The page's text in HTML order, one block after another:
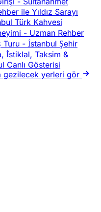
ile Yıldız Sarayı
Türk Kahvesi
- Uzman Rehber
Turu - İstanbul Şehir
İstiklal, Taksim &
Canlı Gösterisi
gezilecek yerleri gör